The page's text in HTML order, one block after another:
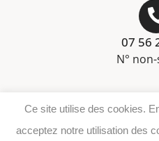
07 56
N°
Ce site utilise des cookies.
acceptez notre utilisation des